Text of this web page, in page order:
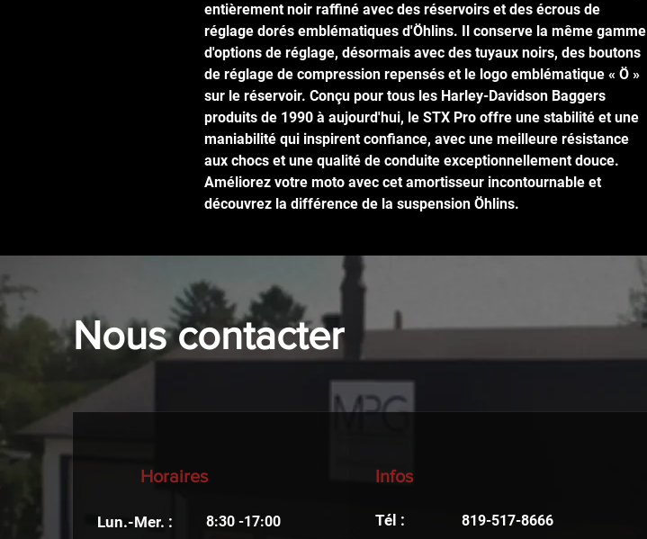
entièrement noir raffiné avec des réservoirs et des écrous de
réglage dorés emblématiques d'Öhlins. Il conserve la même gamme
d'options de réglage, désormais avec des tuyaux noirs, des boutons
de réglage de compression repensés et le logo emblématique « Ö »
sur le réservoir. Conçu pour tous les Harley-Davidson Baggers
produits de 1990 à aujourd'hui, le STX Pro offre une stabilité et une
maniabilité qui inspirent confiance, avec une meilleure résistance
aux chocs et une qualité de conduite exceptionnellement douce.
Améliorez votre moto avec cet amortisseur incontournable et
découvrez la différence de la suspension Öhlins.
Nous contacter
Horaires
Lun.-Mer. : 8:30 -17:00
Infos
Tél : 819-517-8666